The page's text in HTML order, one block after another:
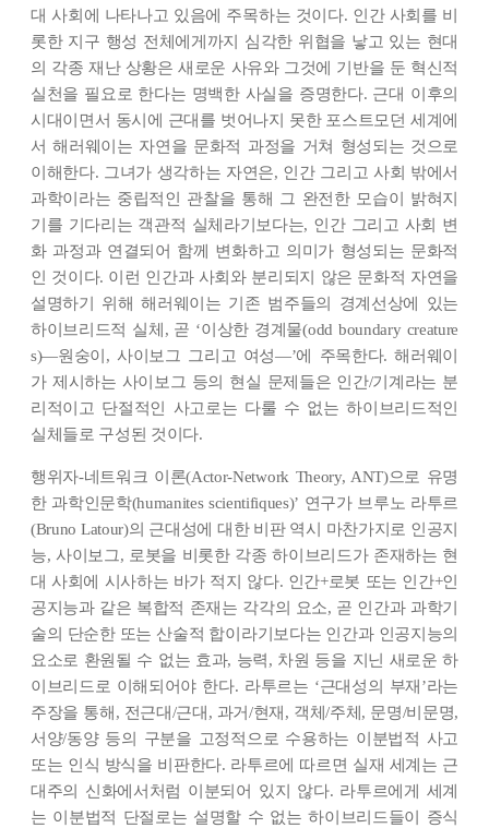
대 사회에 나타나고 있음에 주목하는 것이다. 인간 사회를 비
롯한 지구 행성 전체에게까지 심각한 위협을 낳고 있는 현대
의 각종 재난 상황은 새로운 사유와 그것에 기반을 둔 혁신적
실천을 필요로 한다는 명백한 사실을 증명한다. 근대 이후의
시대이면서 동시에 근대를 벗어나지 못한 포스트모던 세계에
서 해러웨이는 자연을 문화적 과정을 거쳐 형성되는 것으로
이해한다. 그녀가 생각하는 자연은, 인간 그리고 사회 밖에서
과학이라는 중립적인 관찰을 통해 그 완전한 모습이 밝혀지
기를 기다리는 객관적 실체라기보다는, 인간 그리고 사회 변
화 과정과 연결되어 함께 변화하고 의미가 형성되는 문화적
인 것이다. 이런 인간과 사회와 분리되지 않은 문화적 자연을
설명하기 위해 해러웨이는 기존 범주들의 경계선상에 있는
하이브리드적 실체, 곧 ‘이상한 경계물(odd boundary creature
s)―원숭이, 사이보그 그리고 여성―’에 주목한다. 해러웨이
가 제시하는 사이보그 등의 현실 문제들은 인간/기계라는 분
리적이고 단절적인 사고로는 다룰 수 없는 하이브리드적인
실체들로 구성된 것이다.
행위자-네트워크 이론(Actor-Network Theory, ANT)으로 유명
한 과학인문학(humanites scientifiques)’ 연구가 브루노 라투르
(Bruno Latour)의 근대성에 대한 비판 역시 마찬가지로 인공지
능, 사이보그, 로봇을 비롯한 각종 하이브리드가 존재하는 현
대 사회에 시사하는 바가 적지 않다. 인간+로봇 또는 인간+인
공지능과 같은 복합적 존재는 각각의 요소, 곧 인간과 과학기
술의 단순한 또는 산술적 합이라기보다는 인간과 인공지능의
요소로 환원될 수 없는 효과, 능력, 차원 등을 지닌 새로운 하
이브리드로 이해되어야 한다. 라투르는 ‘근대성의 부재’라는
주장을 통해, 전근대/근대, 과거/현재, 객체/주체, 문명/비문명,
서양/동양 등의 구분을 고정적으로 수용하는 이분법적 사고
또는 인식 방식을 비판한다. 라투르에 따르면 실재 세계는 근
대주의 신화에서처럼 이분되어 있지 않다. 라투르에게 세계
는 이분법적 단절로는 설명할 수 없는 하이브리드들이 증식